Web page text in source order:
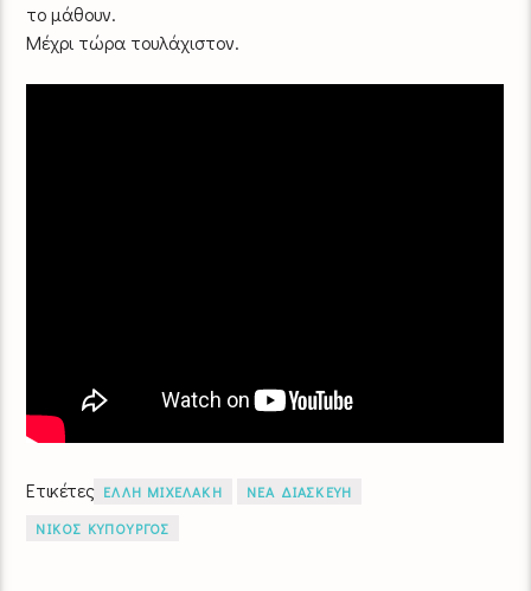
το μάθουν.
Μέχρι τώρα τουλάχιστον.
Ετικέτες ΕΛΛΗ ΜΙΧΕΛΑΚΗ
ΝΕΑ ΔΙΑΣΚΕΥΗ
ΝΙΚΟΣ ΚΥΠΟΥΡΓΟΣ